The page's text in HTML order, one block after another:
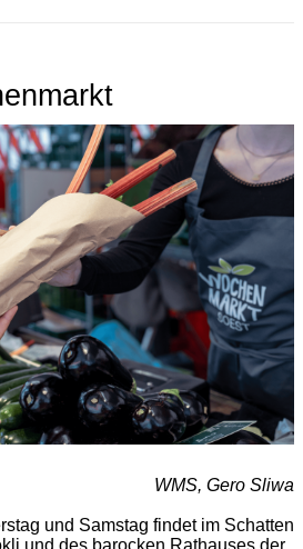
WMS, Gero Sliwa
und Samstag findet im Schatten
und des barocken Rathauses der